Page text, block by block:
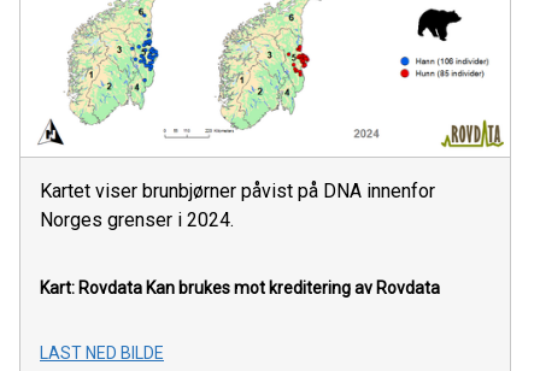
Kartet viser brunbjørner påvist på DNA innenfor
Norges grenser i 2024.
Kart: Rovdata Kan brukes mot kreditering av Rovdata
LAST NED BILDE